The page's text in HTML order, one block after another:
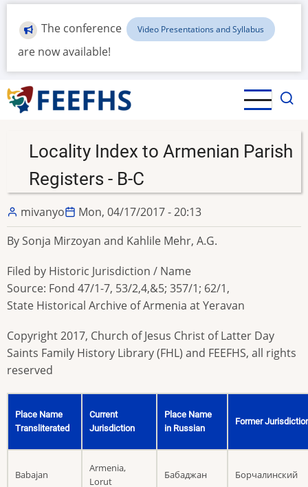
Skip
main
content
The conference Video Presentations and Syllabus
are now available!
Locality Index to Armenian Parish
Registers - B-C
mivanyo
Mon, 04/17/2017 - 20:13
By Sonja Mirzoyan and Kahlile Mehr, A.G.
Filed by Historic Jurisdiction / Name
Source: Fond 47/1-7, 53/2,4,&5; 357/1; 62/1,
State Historical Archive of Armenia at Yeravan
Copyright 2017, Church of Jesus Christ of Latter Day
Saints Family History Library (FHL) and FEEFHS, all rights
reserved
Place Name
Transliterated
Current
Jurisdiction
Place Name
in Russian
Former
Babajan
Armenia,
Lorut
Бабаджан Борчалинский